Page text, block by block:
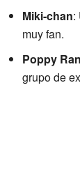
Miki-chan:
muy fan.
Poppy
grupo de